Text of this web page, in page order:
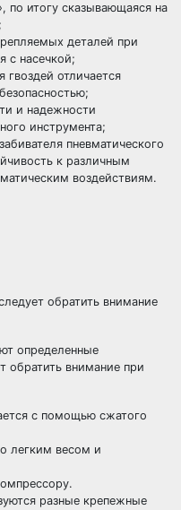
по итогу сказывающаяся на
деталей при
с насечкой;
гвоздей отличается
и надежности
инструмента;
пневматического
к различным
воздействиям.
обратить внимание
определенные
обратить внимание при
с помощью сжатого
легким весом и
разные крепежные